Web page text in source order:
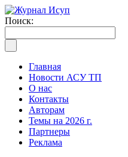
Поиск:
Главная
Новости АСУ ТП
О нас
Контакты
Авторам
Темы на 2026 г.
Партнеры
Реклама